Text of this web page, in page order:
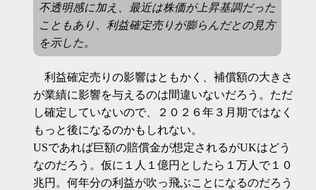
不透明感に加え、最近は株価が上昇基調だった
こともあり、利益確定売りが膨らんだとの見方
を示した。
利益確定売りの影響はともかく、補償額の大きさ
が業績に影響を与えるのは間違いないだろう。ただ
し確定していないので、２０２６年３月期ではなく
もっと後になるのかもしれない。
USであれば巨額の賠償金が想定されるがUKはどう
なのだろう。仮に１人１億円としたら１万人で１０
兆円。何年分の利益が吹っ飛ぶことになるのだろう